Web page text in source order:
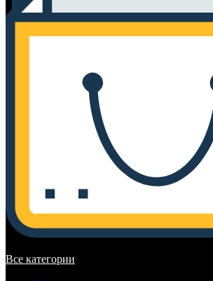
Все категории